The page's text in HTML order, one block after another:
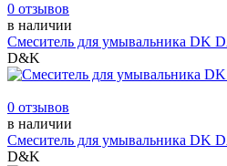
0 отзывов
в наличии
Смеситель для умывальника DK
D&K
0 отзывов
в наличии
Смеситель для умывальника DK
D&K